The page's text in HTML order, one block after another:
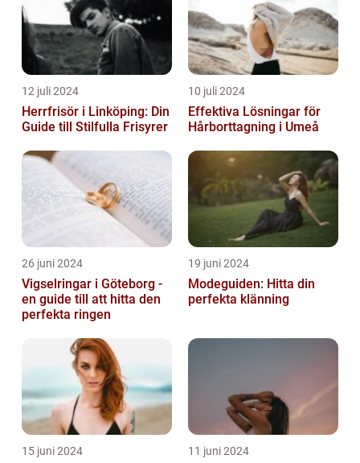
12 juli 2024
Herrfrisör i Linköping: Din
Guide till Stilfulla Frisyrer
10 juli 2024
Effektiva Lösningar för
Hårborttagning i Umeå
26 juni 2024
Vigselringar i Göteborg -
en guide till att hitta den
perfekta ringen
19 juni 2024
Modeguiden: Hitta din
perfekta klänning
15 juni 2024 11 juni 2024